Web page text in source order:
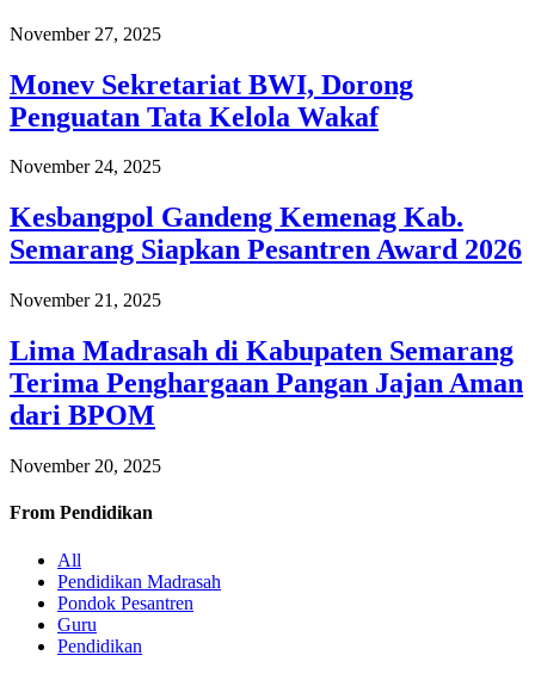
November 27, 2025
Monev Sekretariat BWI, Dorong
Penguatan Tata Kelola Wakaf
November 24, 2025
Kesbangpol Gandeng Kemenag Kab.
Semarang Siapkan Pesantren Award 2026
November 21, 2025
Lima Madrasah di Kabupaten Semarang
Terima Penghargaan Pangan Jajan Aman
dari BPOM
November 20, 2025
From Pendidikan
All
Pendidikan Madrasah
Pondok Pesantren
Guru
Pendidikan